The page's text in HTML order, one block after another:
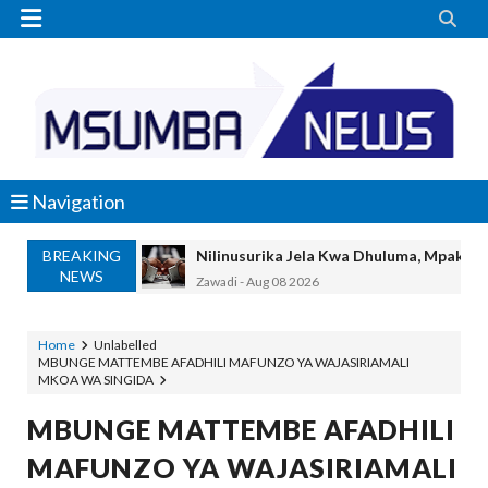
 
Navigation
BREAKING
NEWS
Nilinusurika Jela Kwa Dhuluma, Mpaka
Zawadi -Aug 08 2026
MGALU APONGEZA HATUA ZA
WMA YAPONGEZWA KWA
OKULY BLOG-Aug 08 2026
TBS Yaendelea Kutoa Elimu Ya
Home
Unlabelled
MBUNGE MATTEMBE AFADHILI MAFUNZO YA WAJASIRIAMALI
MKOA WA SINGIDA
MBUNGE MATTEMBE AFADHILI
MAFUNZO YA WAJASIRIAMALI